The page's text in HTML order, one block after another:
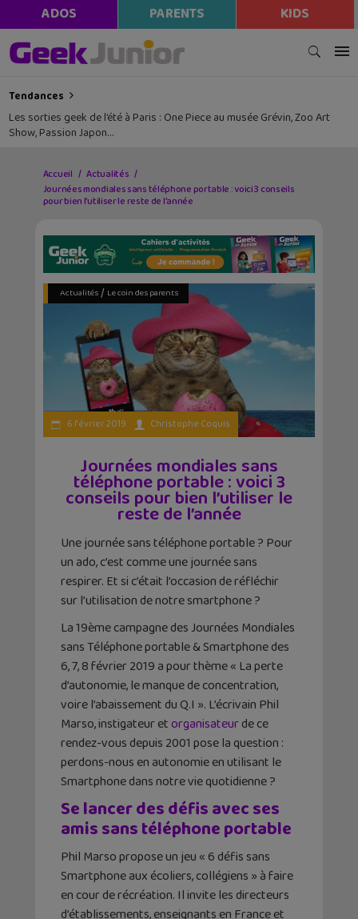
ADOS PARENTS KIDS
Tendances
Les sorties geek de l’été à Paris : One Piece au musée Grévin, Zoo Art
Show, Passion Japon…
Accueil
Actualités
Journées mondiales sans téléphone portable : voici 3 conseils
pour bien l’utiliser le reste de l’année
Actualités/ Le coin des parents
6 février 2019 Christophe Coquis
Journées mondiales sans
téléphone portable : voici 3
conseils pour bien l’utiliser le
reste de l’année
Une journée sans téléphone portable ? Pour
un ado, c’est comme une journée sans
respirer. Et si c’était l’occasion de réfléchir
sur l’utilisation de notre smartphone ?
La 19ème campagne des Journées Mondiales
sans Téléphone portable & Smartphone des
6, 7, 8 février 2019 a pour thème « La perte
d’autonomie, le manque de concentration,
voire l’abaissement du Q.I ». L’écrivain Phil
Marso, instigateur etorganisateurde ce
rendez-vous depuis 2001 pose la question :
perdons-nous en autonomie en utilisant le
Smartphone dans notre vie quotidienne ?
Se lancer des défis avec ses
amis sans téléphone portable
Phil Marso propose un jeu « 6 défis sans
Smartphone aux écoliers, collégiens » à faire
en cour de récréation. Il invite les directeurs
d’établissements, enseignants en France et